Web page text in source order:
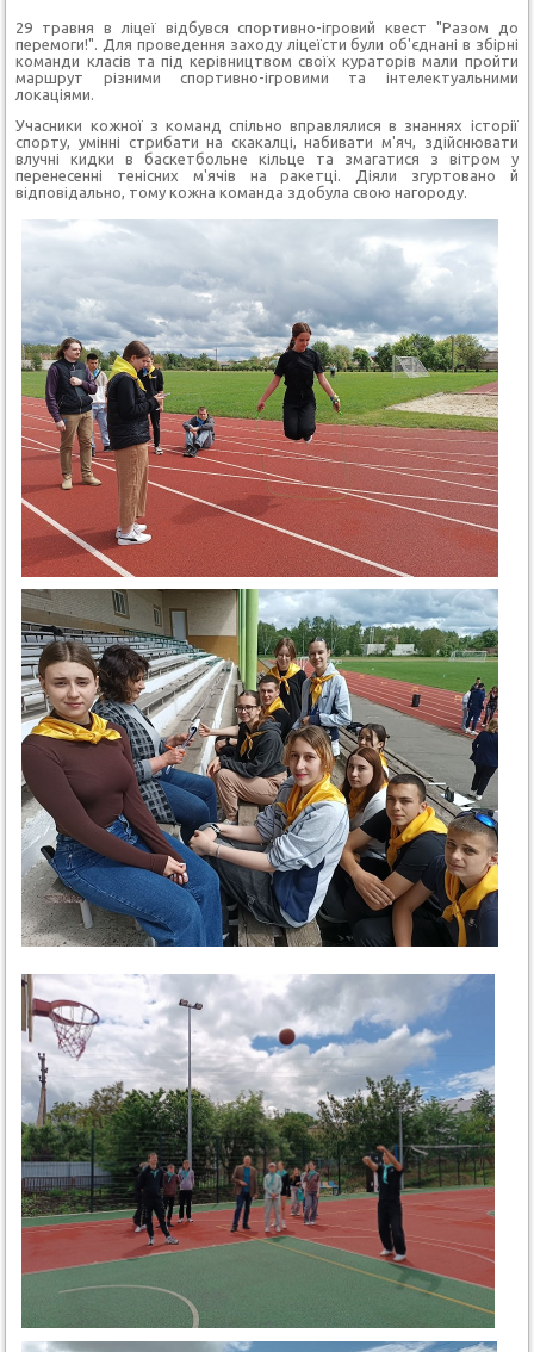
29 травня в ліцеї відбувся спортивно-ігровий квест "Разом до
перемоги!". Для проведення заходу ліцеїсти були об'єднані в збірні
команди класів та під керівництвом своїх кураторів мали пройти
маршрут різними спортивно-ігровими та інтелектуальними
локаціями.
Учасники кожної з команд спільно вправлялися в знаннях історії
спорту, умінні стрибати на скакалці, набивати м'яч, здійснювати
влучні кидки в баскетбольне кільце та змагатися з вітром у
перенесенні тенісних м'ячів на ракетці. Діяли згуртовано й
відповідально, тому кожна команда здобула свою нагороду.